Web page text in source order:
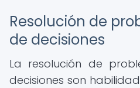
Resolución de
de decisiones
La resolución de
decisiones son